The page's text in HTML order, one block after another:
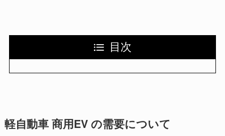
目次
軽自動車 商用EV の需要について